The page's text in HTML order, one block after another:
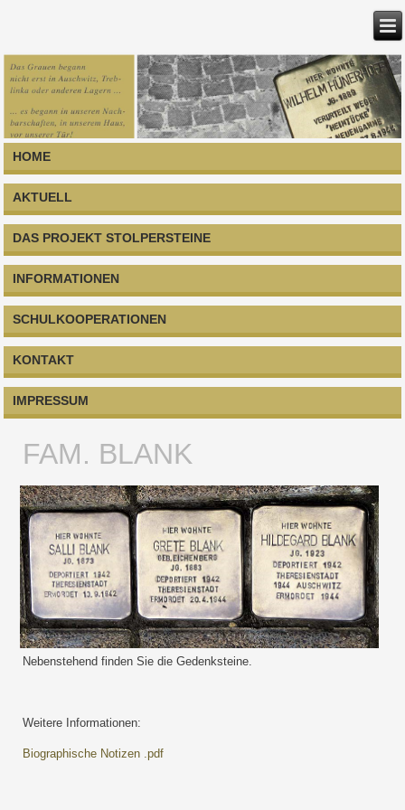
HOME
AKTUELL
DAS PROJEKT STOLPERSTEINE
INFORMATIONEN
SCHULKOOPERATIONEN
KONTAKT
IMPRESSUM
FAM. BLANK
Nebenstehend finden Sie die Gedenksteine.
Weitere Informationen:
Biographische Notizen .pdf